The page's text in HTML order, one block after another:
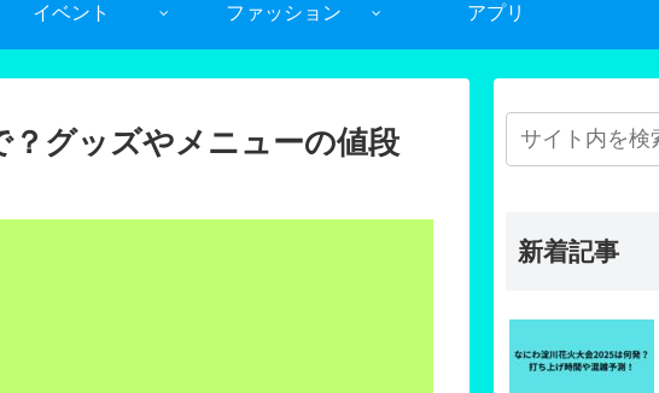
イベント ファッション アプリ
グッズやメニューの値段
新着記事